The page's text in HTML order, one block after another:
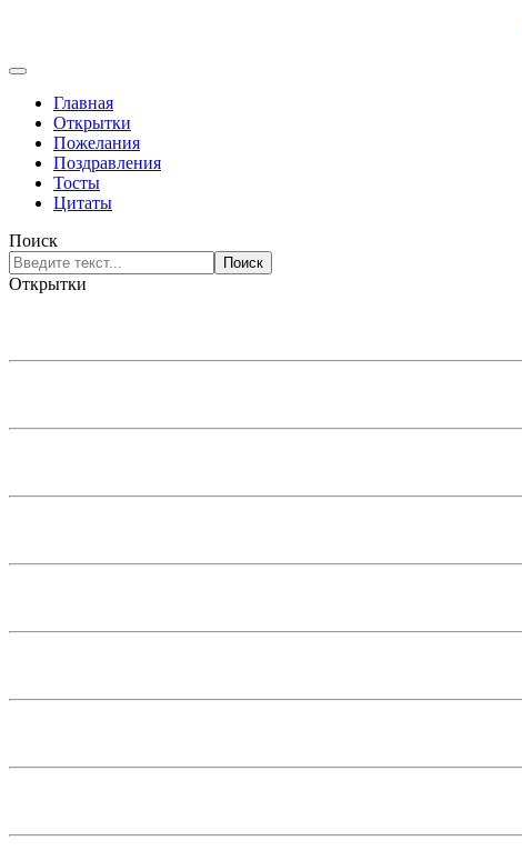
Главная
Открытки
Пожелания
Поздравления
Тосты
Цитаты
Поиск
Поиск
Открытки